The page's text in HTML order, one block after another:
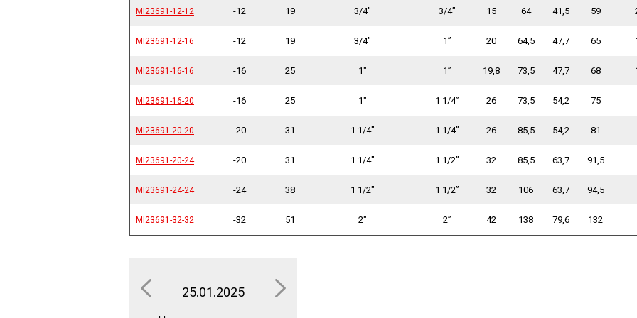
MI23691-12-12 -12 19 3/4" 3/4” 15 64 41,5 59
MI23691-12-16 -12 19 3/4" 1” 20 64,5 47,7 65
MI23691-16-16 -16 25 1" 1” 19,8 73,5 47,7 68
MI23691-16-20 -16 25 1" 1 1/4” 26 73,5 54,2 75
MI23691-20-20 -20 31 1 1/4" 1 1/4” 26 85,5 54,2 81
MI23691-20-24 -20 31 1 1/4" 1 1/2” 32 85,5 63,7 91,5
MI23691-24-24 -24 38 1 1/2" 1 1/2” 32 106 63,7 94,5
MI23691-32-32 -32 51 2" 2” 42 138 79,6 132
MI23691-12-12
MI23691-12-16
MI23691-16-16
MI23691-16-20
MI23691-20-20
MI23691-20-24
MI23691-24-24
MI23691-32-32
25.01.2025